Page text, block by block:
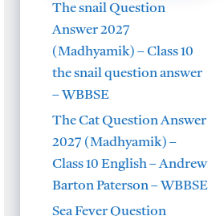
The snail Question
Answer 2027
(Madhyamik) – Class 10
the snail question answer
– WBBSE
The Cat Question Answer
2027 (Madhyamik) –
Class 10 English – Andrew
Barton Paterson – WBBSE
Sea Fever Question